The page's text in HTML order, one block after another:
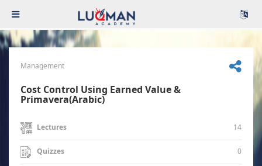
Management
Cost Control Using Earned Value &
Primavera(Arabic)
Lectures 14
Quizzes 0